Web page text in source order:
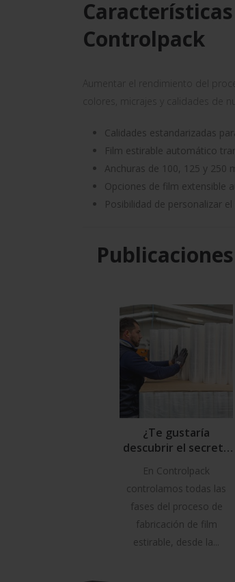
Controlpack
Aumentar el rendimiento del
colores, micrajes y calidades de
Calidades estandarizadas
Film estirable automático
Anchuras de 100, 125 y 250
Opciones de film extensible
Posibilidad de personalizar
¿Te gustaría
descubrir el secreto
film estirable?
En Controlpack
controlamos todas las
fases del proceso de
fabricación de film
estirable, desde la...